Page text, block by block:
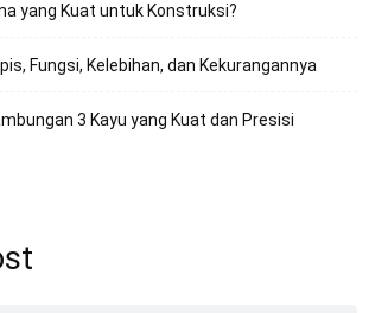
yang Kuat untuk Konstruksi?
Fungsi, Kelebihan, dan Kekurangannya
3 Kayu yang Kuat dan Presisi